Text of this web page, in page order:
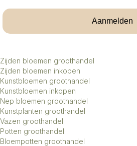
Aanmelden
Zijden bloemen groothandel
Zijden bloemen inkopen
Kunstbloemen groothandel
Kunstbloemen inkopen
Nep bloemen groothandel
Kunstplanten groothandel
Vazen groothandel
Potten groothandel
Bloempotten groothandel